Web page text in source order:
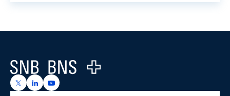
Logo
https://x.com/snb_bns
https://ch.linkedin.com/company/swiss-national-
https://www.youtube.com/@swissnationalbank